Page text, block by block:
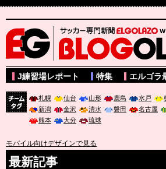
サッカー専門新聞ELGOLAZO web版 BLOGOLA
J練習場レポート 特集 エルゴラ
札幌 仙台 山形 鹿島 水戸
新潟
金沢 清水 磐田 名古屋
熊本
大分 琉球
モバイル向けデザインで見る
最新記事